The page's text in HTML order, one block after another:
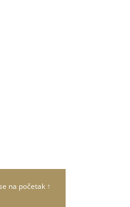
na početak ↑